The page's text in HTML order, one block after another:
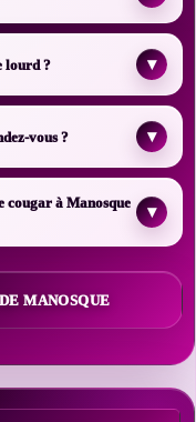
lourd ? ▾
vous ? ▾
cougar à Manosque
▾
MANOSQUE